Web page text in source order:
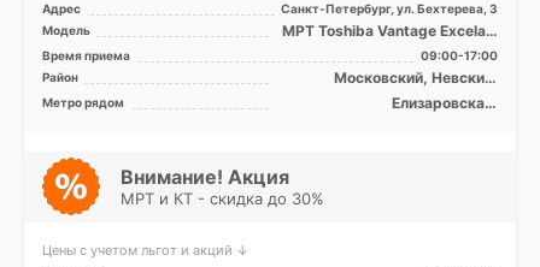
Адрес
Санкт-Петербург, ул. Бехтерева, 3
Модель
МРТ Toshiba Vantage Excelart
XGV 1.5T закрытый тип, КТ
Philips BRILLIA ...
Время приема
09:00-17:00
Район
Московский, Невский,
Фрунзенский, Центральный
Метро рядом
Елизаровская,
Внимание! Акция
МРТ и КТ - скидка до 30%
Цены с учетом льгот и акций ↓